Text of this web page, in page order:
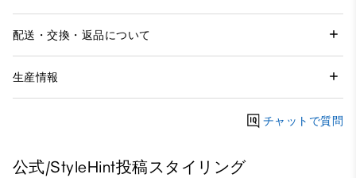
配送・交換・返品について
生産情報
チャットで質問
公式/StyleHint投稿スタイリング